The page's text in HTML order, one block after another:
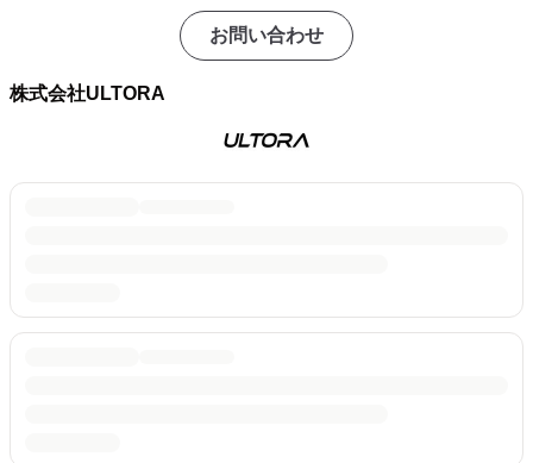
お問い合わせ
株式会社ULTORA